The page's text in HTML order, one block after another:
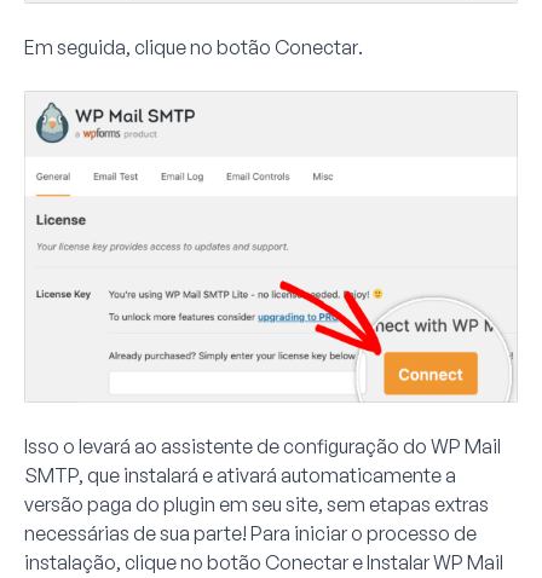
Em seguida, clique no botão Conectar.
Isso o levará ao assistente de configuração do WP Mail
SMTP, que instalará e ativará automaticamente a
versão paga do plugin em seu site, sem etapas extras
necessárias de sua parte! Para iniciar o processo de
instalação, clique no botão Conectar e Instalar WP Mail